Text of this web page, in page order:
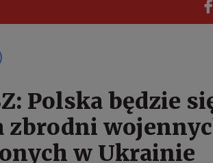
Polska będzie
zbrodni
w Ukrainie